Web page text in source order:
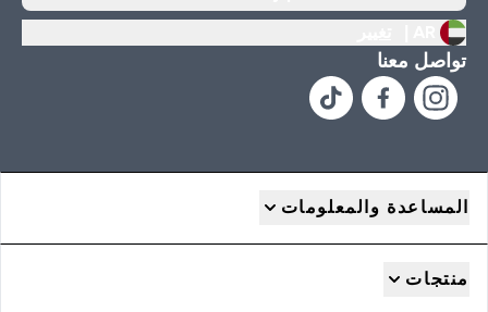
تواصل معنا
المساعدة والمعلومات
منتجات